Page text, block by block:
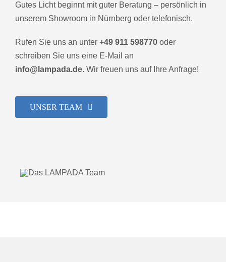
Gutes Licht beginnt mit guter Beratung – persönlich in
unserem Showroom in Nürnberg oder telefonisch.
Rufen Sie uns an unter +49 911 598770 oder
schreiben Sie uns eine E-Mail an
info@lampada.de. Wir freuen uns auf Ihre Anfrage!
UNSER TEAM